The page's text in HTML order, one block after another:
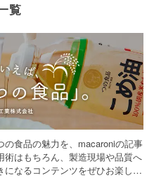
覧
食品の魅力を、macaroniの記事
術はもちろん、製造現場や品質へ
なるコンテンツをぜひお楽しみ